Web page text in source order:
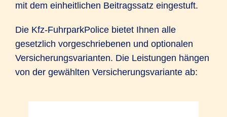
mit dem einheitlichen Beitragssatz eingestuft.
Die Kfz-FuhrparkPolice bietet Ihnen alle
gesetzlich vorgeschriebenen und optionalen
Versicherungsvarianten. Die Leistungen hängen
von der gewählten Versicherungsvariante ab: